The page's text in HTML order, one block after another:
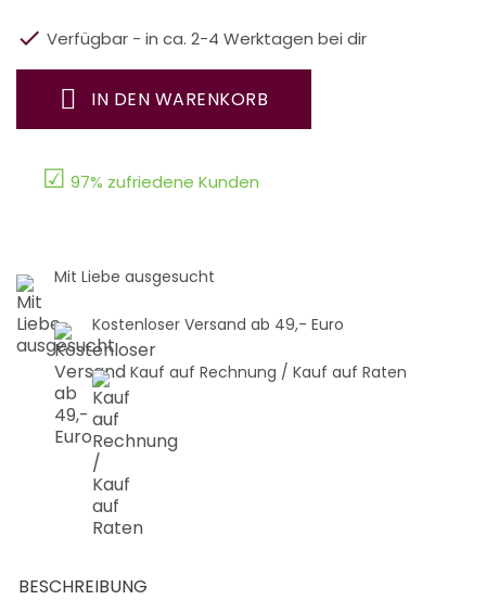
 Verfügbar - in ca. 2-4 Werktagen bei dir
IN DEN WARENKORB
☑ 97% zufriedene Kunden
Mit Liebe ausgesucht
Kostenloser Versand ab 49,- Euro
Kauf auf Rechnung / Kauf auf Raten
BESCHREIBUNG